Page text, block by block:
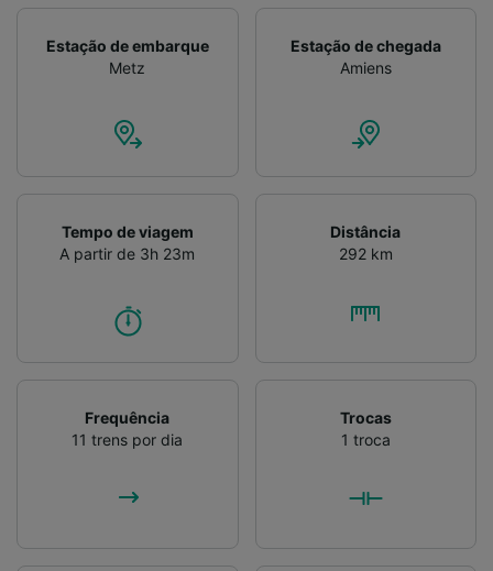
Estação de embarque
Metz
Estação de chegada
Amiens
Tempo de viagem
A partir de 3h 23m
Distância
292 km
Frequência
11 trens por dia
Trocas
1 troca
Verificar ativamente as características do
dispositivo para identificação. Armazenar e/ou
acessar informações em um dispositivo.
de público e desenvolvimento de serviços..
Lista de parceiros (fornecedores)